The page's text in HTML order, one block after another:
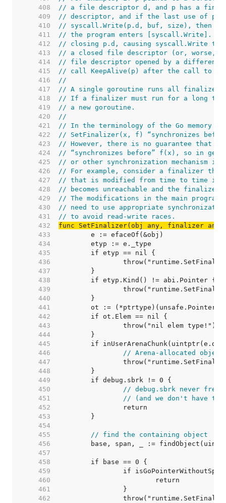
   408
// a file descriptor d, and p has a
   409
// descriptor, and if the last use of p
   410
// syscall.Write(p.d, buf, size), then p
   411
// the program enters [syscall.Write].
   412
// closing p.d, causing syscall.Write
   413
// a closed file descriptor (or, worse,
   414
// file descriptor opened by a different
   415
// call KeepAlive(p) after the call to
   416
//
   417
// A single goroutine runs all finalizers
   418
// If a finalizer must run for a long
   419
// a new goroutine.
   420
//
   421
// In the terminology of the Go memory
   422
// SetFinalizer(x, f) “synchronizes
   423
// However, there is no guarantee that
   424
// “synchronizes before” f(x), so in
   425
// or other synchronization mechanism
   426
// For example, consider a finalizer
   427
// that is modified from time to time in
   428
// becomes unreachable and the finalizer
   429
// The modifications in the main
   430
// need to use appropriate
   431
// to avoid read-write races.
   432
func SetFinalizer(obj any, finalizer any)
   433
   434
   435
   436
   437
   438
   439
   440
   441
   442
   443
   444
   445
   446
// Arena-allocated
   447
   448
   449
   450
// debug.sbrk never
   451
// (and we don't have
   452
   453
   454
   455
// find the containing object
   456
   457
   458
   459
   460
   461
   462